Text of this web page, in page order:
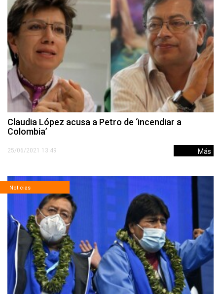
Claudia López acusa a Petro de ‘incendiar a
Colombia’
25/06/2021 13:49 Más
Noticias